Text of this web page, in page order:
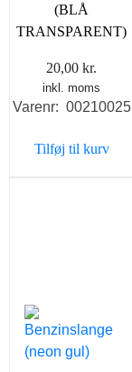
(BLÅ
TRANSPARENT)
20,00kr.
inkl. moms
Varenr: 00210025
Tilføj til kurv